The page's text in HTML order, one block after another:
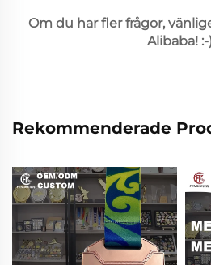
Om du har fler frågor,
Alibaba! :-
Rekommenderade